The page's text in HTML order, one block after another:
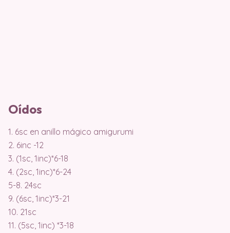
Oídos
1. 6sc en anillo mágico amigurumi
2. 6inc -12
3. (1sc, 1inc)*6-18
4. (2sc, 1inc)*6-24
5-8. 24sc
9. (6sc, 1inc)*3-21
10. 21sc
11. (5sc, 1inc) *3-18